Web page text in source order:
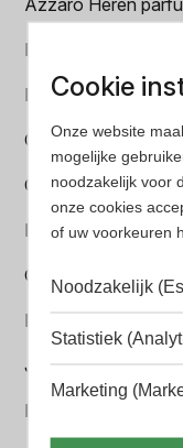
BALR. Heren parfum
BVLGARI Heren
Chanel Heren
Creed heren parfum
Dior Heren parfum
Geurpakket
Hugo Boss Heren
Jean Paul Gaultier
Paco Rabanne
Cookie
Onze website
mogelijke
noodzakelijk voor
onze cookies
of uw voorkeuren
Noodzakelijk
Statistiek
Marketing